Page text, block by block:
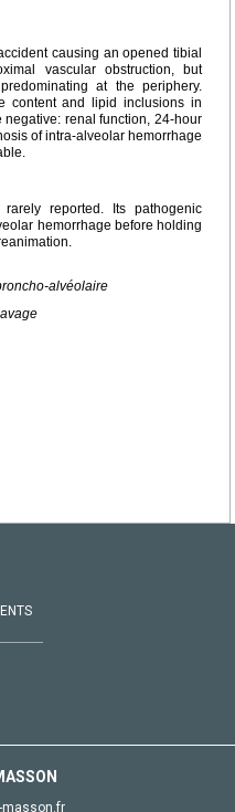
causing an opened tibial
vascular obstruction, but
at the periphery.
content and lipid inclusions in
renal function, 24-hour
of intra-alveolar hemorrhage
reported. Its pathogenic
hemorrhage before holding
alvéolaire
masson.fr